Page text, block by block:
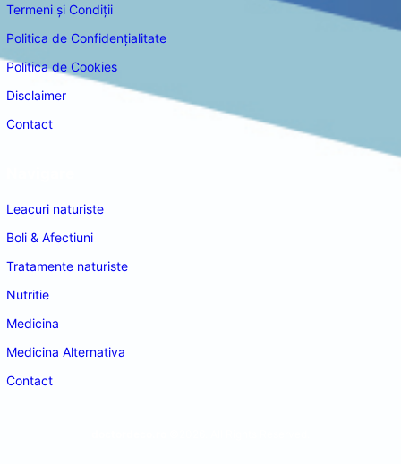
Termeni și Condiții
Politica de Confidențialitate
Politica de Cookies
Disclaimer
Contact
Leacuri naturiste
Boli & Afectiuni
Tratamente naturiste
Nutritie
Medicina
Medicina Alternativa
Contact